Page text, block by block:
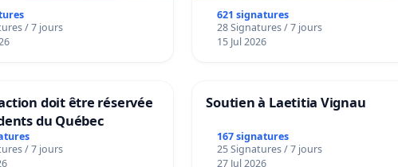
/ 7 jours
621 signatures
28 Signatures / 7 jours
15 Jul 2026
doit être réservée
du Québec
/ 7 jours
Soutien à Laetitia Vignau
167 signatures
25 Signatures / 7 jours
27 Jul 2026